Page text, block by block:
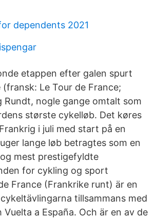
dependents 2021
etappen efter galen spurt
Le Tour de France;
Rundt, nogle gange omtalt som
største cykelløb. Det køres
i juli med start på en
lange løb betragtes som en
mest prestigefyldte
for cykling og sport
France (Frankrike runt) är en
tillsammans med
Vuelta a España. Och är en av de